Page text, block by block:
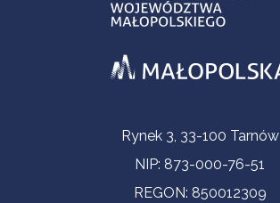
Informacje kontaktoweRynek 3, 33-100 Tarnów
NIP: 873-000-76-51
REGON: 850012309